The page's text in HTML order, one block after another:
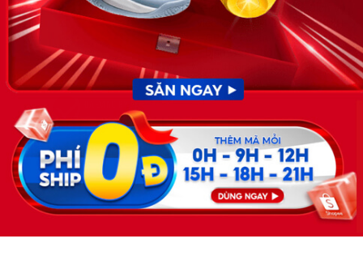
Giấy phép hoạt động dịch vụ
việc làm số 54/2019/SLĐTBXH-
GP do Sở lao động thương
binh và xã hội cấp ngày 30
tháng 12 năm 2019.